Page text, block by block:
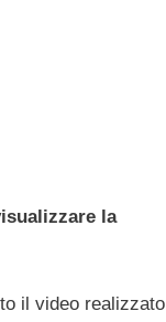
la
il video realizzato